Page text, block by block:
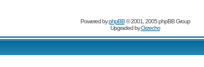
Powered byphpBB© 2001, 2005 phpBB Group
Upgraded byGrzecho